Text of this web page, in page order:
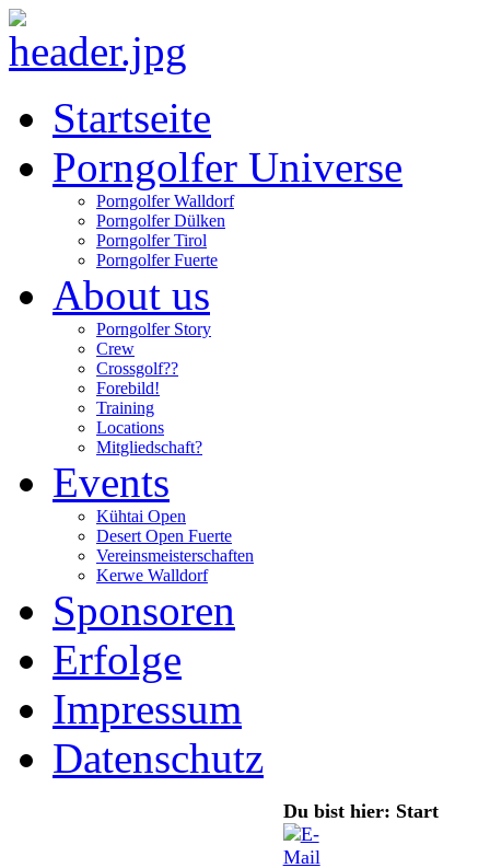
Startseite
Porngolfer Universe
Porngolfer Walldorf
Porngolfer Dülken
Porngolfer Tirol
Porngolfer Fuerte
About us
Porngolfer Story
Crew
Crossgolf??
Forebild!
Training
Locations
Mitgliedschaft?
Events
Kühtai Open
Desert Open Fuerte
Vereinsmeisterschaften
Kerwe Walldorf
Sponsoren
Erfolge
Impressum
Datenschutz
Du bist hier: Start